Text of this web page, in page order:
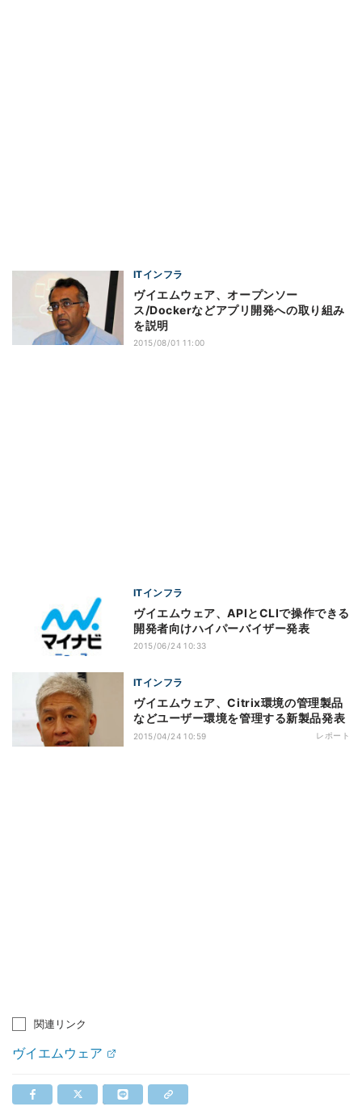
ITインフラ
ヴイエムウェア、オープンソー
ス/Dockerなどアプリ開発への取り組み
を説明
2015/08/01 11:00
ITインフラ
ヴイエムウェア、APIとCLIで操作できる
開発者向けハイパーバイザー発表
2015/06/24 10:33
ITインフラ
ヴイエムウェア、Citrix環境の管理製品
などユーザー環境を管理する新製品発表
2015/04/24 10:59 レポート
関連リンク
ヴイエムウェア